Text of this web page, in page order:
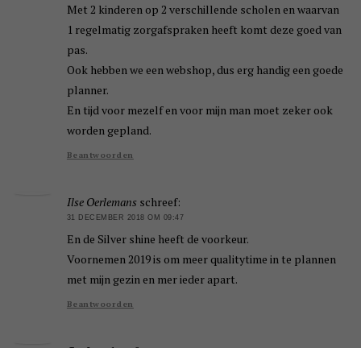
Met 2 kinderen op 2 verschillende scholen en waarvan
1 regelmatig zorgafspraken heeft komt deze goed van
pas.
Ook hebben we een webshop, dus erg handig een goede
planner.
En tijd voor mezelf en voor mijn man moet zeker ook
worden gepland.
Beantwoorden
Ilse Oerlemans schreef:
31 DECEMBER 2018 OM 09:47
En de Silver shine heeft de voorkeur.
Voornemen 2019 is om meer qualitytime in te plannen
met mijn gezin en mer ieder apart.
Beantwoorden